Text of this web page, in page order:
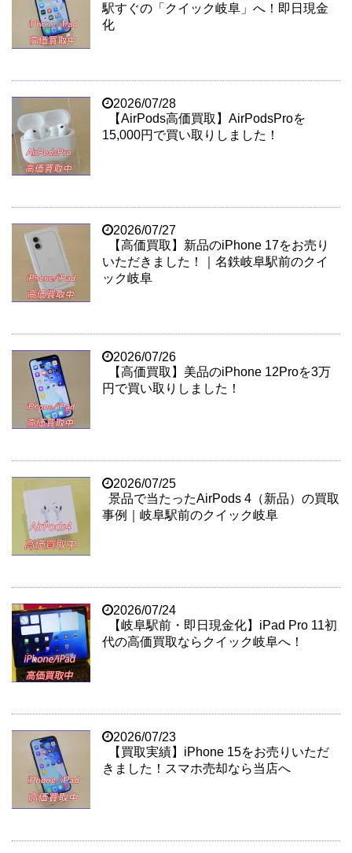
駅すぐの「クイック岐阜」へ！即日現金
化
2026/07/28
【AirPods高価買取】AirPodsProを
15,000円で買い取りしました！
2026/07/27
【高価買取】新品のiPhone 17をお売り
いただきました！｜名鉄岐阜駅前のクイ
ック岐阜
2026/07/26
【高価買取】美品のiPhone 12Proを3万
円で買い取りしました！
2026/07/25
景品で当たったAirPods 4（新品）の買取
事例｜岐阜駅前のクイック岐阜
2026/07/24
【岐阜駅前・即日現金化】iPad Pro 11初
代の高価買取ならクイック岐阜へ！
2026/07/23
【買取実績】iPhone 15をお売りいただ
きました！スマホ売却なら当店へ